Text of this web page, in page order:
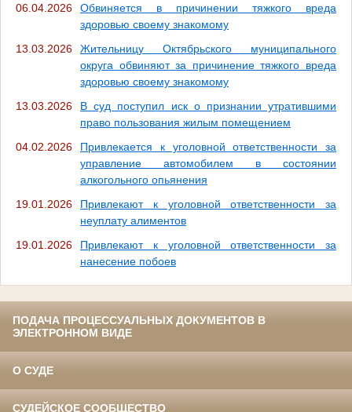
06.04.2026
Обвиняется в причинении тяжкого вреда
здоровью своему знакомому
13.03.2026
Жительницу Октябрьского муниципального
округа обвиняют за причинение тяжкого вреда
здоровью своему знакомому
13.03.2026
В суд поступил иск о признании утратившими
право пользования жилым помещением
04.02.2026
Привлекается к уголовной ответственности за
управление автомобилем в состоянии
алкогольного опьянения
19.01.2026
Привлекают к уголовной ответственности за
неуплату алиментов
19.01.2026
Привлекают к уголовной ответственности за
нанесение побоев
ПОДАЧА ПРОЦЕССУАЛЬНЫХ ДОКУМЕНТОВ В
ЭЛЕКТРОННОМ ВИДЕ
О СУДЕ
СУДЕЙСКОЕ СООБЩЕСТВО